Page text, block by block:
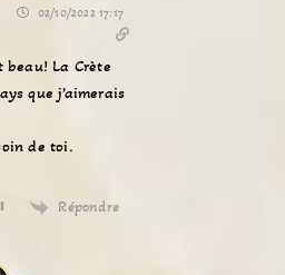
02/10/2022 17:17
beau! La Crète
que j’aimerais
de toi.
Répondre